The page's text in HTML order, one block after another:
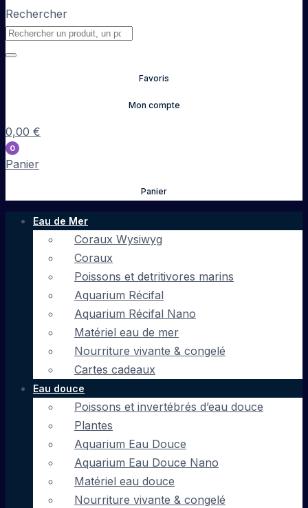
Rechercher
Favoris
Mon compte
0,00 €
0
Panier
Panier
Eau de Mer
Coraux Wysiwyg
Coraux
Poissons et detritivores marins
Aquarium Récifal
Aquarium Récifal Nano
Matériel eau de mer
Nourriture vivante & congelé
Cartes cadeaux
Eau douce
Poissons et invertébrés d’eau douce
Plantes
Aquarium Eau Douce
Aquarium Eau Douce Nano
Matériel eau douce
Nourriture vivante & congelé